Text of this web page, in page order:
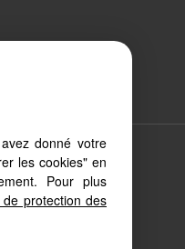
votre tablette ou
types
donné votre
les cookies" en
Pour plus
protection des